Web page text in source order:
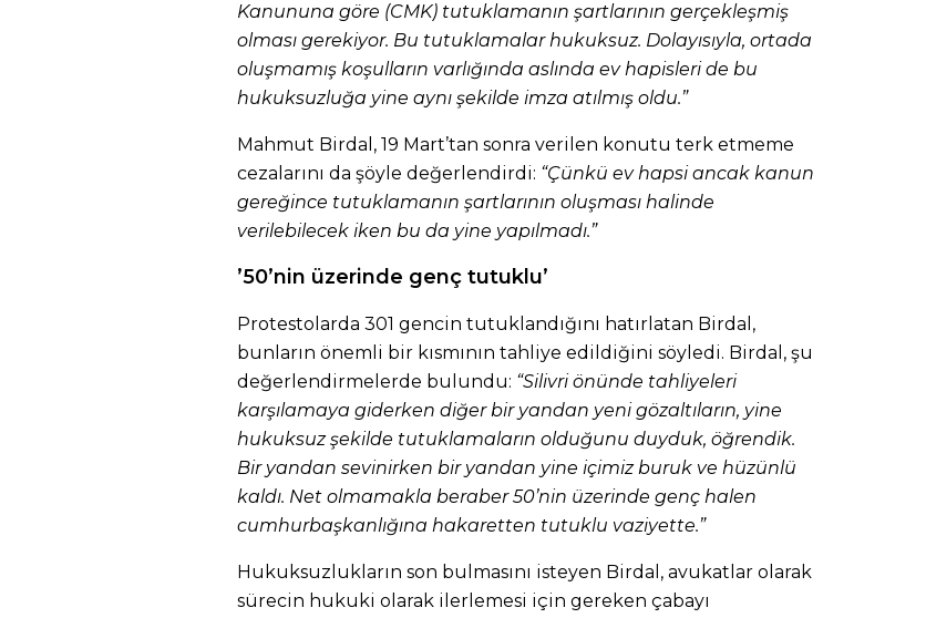
Kanununa göre (CMK) tutuklamanın şartlarının gerçekleşmiş
olması gerekiyor. Bu tutuklamalar hukuksuz. Dolayısıyla, ortada
oluşmamış koşulların varlığında aslında ev hapisleri de bu
hukuksuzluğa yine aynı şekilde imza atılmış oldu.”
Mahmut Birdal, 19 Mart’tan sonra verilen konutu terk etmeme
cezalarını da şöyle değerlendirdi: “Çünkü ev hapsi ancak kanun
gereğince tutuklamanın şartlarının oluşması halinde
verilebilecek iken bu da yine yapılmadı.”
’50’nin üzerinde genç tutuklu’
Protestolarda 301 gencin tutuklandığını hatırlatan Birdal,
bunların önemli bir kısmının tahliye edildiğini söyledi. Birdal, şu
değerlendirmelerde bulundu: “Silivri önünde tahliyeleri
karşılamaya giderken diğer bir yandan yeni gözaltıların, yine
hukuksuz şekilde tutuklamaların olduğunu duyduk, öğrendik.
Bir yandan sevinirken bir yandan yine içimiz buruk ve hüzünlü
kaldı. Net olmamakla beraber 50’nin üzerinde genç halen
cumhurbaşkanlığına hakaretten tutuklu vaziyette.”
Hukuksuzlukların son bulmasını isteyen Birdal, avukatlar olarak
sürecin hukuki olarak ilerlemesi için gereken çabayı